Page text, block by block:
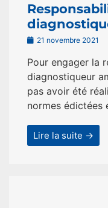
21 novembre 2021
Pour engager la
diagnostiqueur
pas avoir été
normes édictées
Lire la suite →